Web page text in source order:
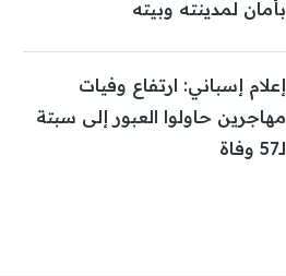
بأمان لمدينته وبيته
إعلام إسباني: ارتفاع وفيات
مهاجرين حاولوا العبور إلى سبتة
لـ57 وفاة